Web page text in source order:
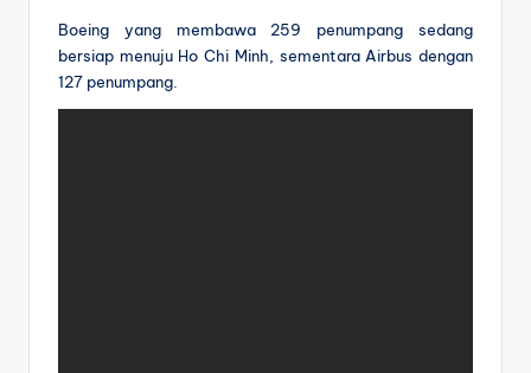
Boeing yang membawa 259 penumpang sedang
bersiap menuju Ho Chi Minh, sementara Airbus dengan
127 penumpang.